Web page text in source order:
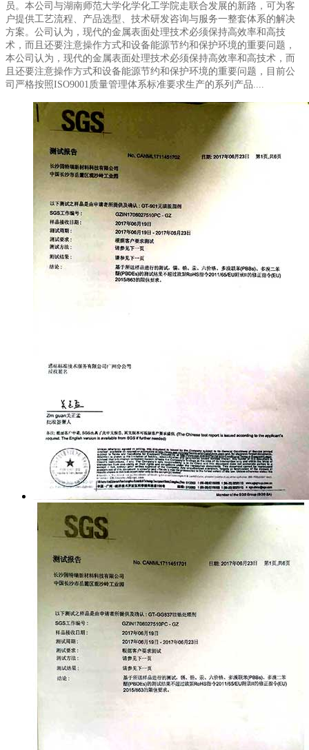
员。本公司与湖南师范大学化学化工学院走联合发展的新路，可为客
户提供工艺流程、产品选型、技术研发咨询与服务一整套体系的解决
方案。公司认为，现代的金属表面处理技术必须保持高效率和高技
术，而且还要注意操作方式和设备能源节约和保护环境的重要问题，
本公司认为，现代的金属表面处理技术必须保持高效率和高技术，而
且还要注意操作方式和设备能源节约和保护环境的重要问题，目前公
司严格按照ISO9001质量管理体系标准要求生产的系列产品....